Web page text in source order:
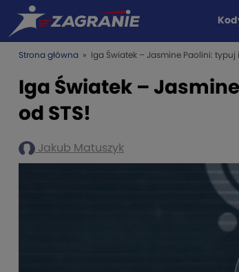
Strona główna » Iga Światek – Jasmine Paolini: typuj
Iga Światek –
od STS!
Jakub Matuszyk